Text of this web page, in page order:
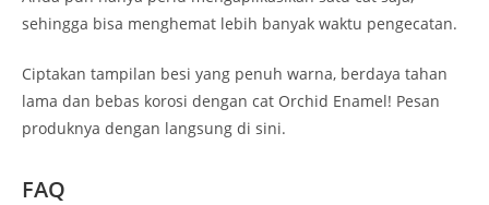
sehingga bisa menghemat lebih banyak waktu pengecatan.
Ciptakan tampilan besi yang penuh warna, berdaya tahan
lama dan bebas korosi dengan cat Orchid Enamel! Pesan
produknya dengan langsung di sini.
FAQ